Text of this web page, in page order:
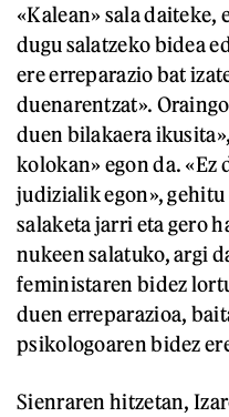
«Kalean» sala daiteke,
dugu salatzeko bidea
ere erreparazio bat
duenarentzat».
duen bilakaera
kolokan» egon da.
judizialik egon»,
salaketa jarri eta gero
nukeen salatuko, argi
feministaren bidez
duen erreparazioa,
psikologoaren bidez
Sienraren hitzetan,